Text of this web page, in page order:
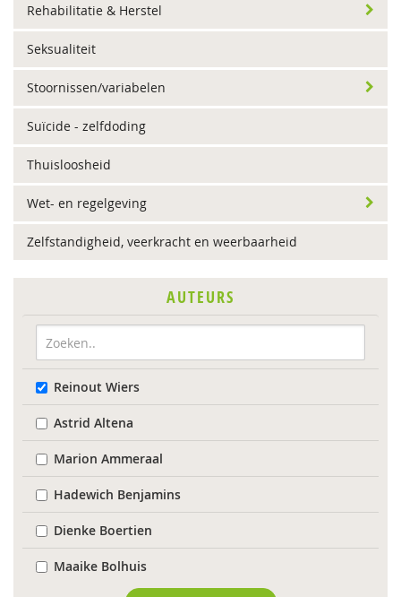
Rehabilitatie & Herstel
Seksualiteit
Stoornissen/variabelen
Suïcide - zelfdoding
Thuisloosheid
Wet- en regelgeving
Zelfstandigheid, veerkracht en weerbaarheid
AUTEURS
Reinout Wiers
Astrid Altena
Marion Ammeraal
Hadewich Benjamins
Dienke Boertien
Maaike Bolhuis